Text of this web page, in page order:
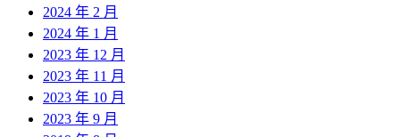
2024 年 2 月
2024 年 1 月
2023 年 12 月
2023 年 11 月
2023 年 10 月
2023 年 9 月